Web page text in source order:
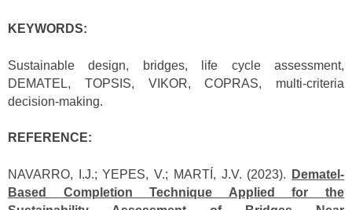
KEYWORDS:
Sustainable design, bridges, life cycle assessment,
DEMATEL, TOPSIS, VIKOR, COPRAS, multi-criteria
decision-making.
REFERENCE:
NAVARRO, I.J.; YEPES, V.; MARTÍ, J.V. (2023).
Dematel-
Based Completion Technique Applied for the